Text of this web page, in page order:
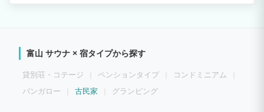
さを感じ、心が震える瞬間を感じよう！ ここで体験する【あわいせいかつ】には、非
富山 サウナ × 宿タイプから探す
貸別荘・コテージ ペンションタイプ
コンドミニアム
バンガロー
古民家 グランピング